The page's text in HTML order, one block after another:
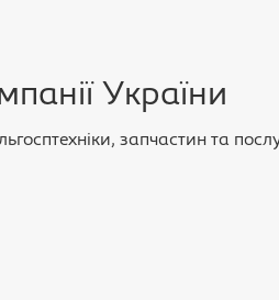
України
запчастин та